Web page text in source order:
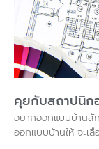
คุยกับสถาปนิก
อยากออกแบบบ้านสั
ออกแบบบ้านให้ จะเ